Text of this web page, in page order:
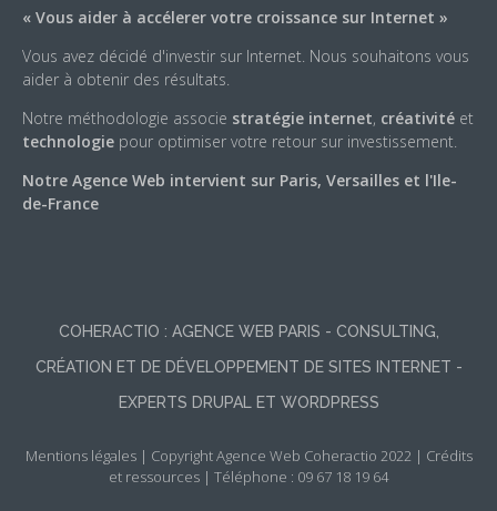
« Vous aider à accélerer votre croissance sur Internet »
Vous avez décidé d'investir sur Internet. Nous souhaitons vous
aider à obtenir des résultats.
Notre méthodologie associe stratégie internet, créativité et
technologie pour optimiser votre retour sur investissement.
Notre Agence Web intervient sur Paris, Versailles et l'Ile-
de-France
COHERACTIO : AGENCE WEB PARIS - CONSULTING,
CRÉATION ET DE DÉVELOPPEMENT DE SITES INTERNET -
EXPERTS DRUPAL ET WORDPRESS
Mentions légales| Copyright Agence Web Coheractio 2022 | Crédits
et ressources | Téléphone : 09 67 18 19 64